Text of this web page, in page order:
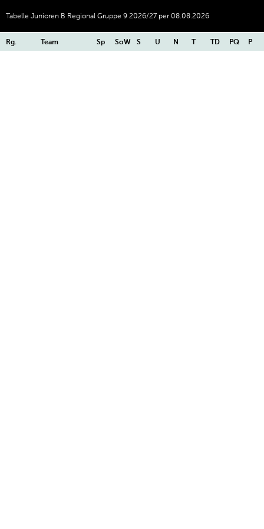
Tabelle Junioren B Regional Gruppe 9 2026/27 per 08.08.2026
Rg. Team Sp SoW S U N T TD PQ P